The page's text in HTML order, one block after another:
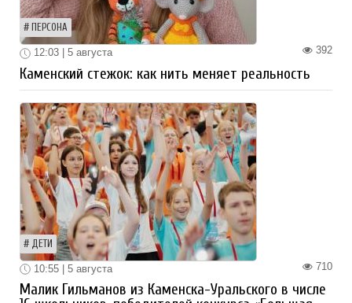
ПЕРСОНА
392
12:03 | 5 августа
Каменский стежок: как нить меняет реальность
ДЕТИ
710
10:55 | 5 августа
Малик Гильманов из Каменска-Уральского в числе